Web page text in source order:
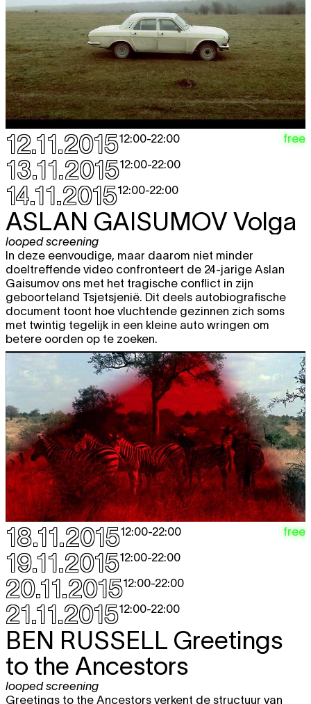
12.11.201512:00-22:00
13.11.201512:00-22:00
14.11.201512:00-22:00
free
ASLAN GAISUMOV Volga
looped screening
In deze eenvoudige, maar daarom niet minder
doeltreffende video confronteert de 24-jarige Aslan
Gaisumov ons met het tragische conflict in zijn
geboorteland Tsjetsjenië. Dit deels autobiografische
document toont hoe vluchtende gezinnen zich soms
met twintig tegelijk in een kleine auto wringen om
betere oorden op te zoeken.
18.11.201512:00-22:00
19.11.201512:00-22:00
20.11.201512:00-22:00
21.11.201512:00-22:00
free
BEN RUSSELL Greetings
to the Ancestors
looped screening
Greetings to the Ancestors verkent de structuur van